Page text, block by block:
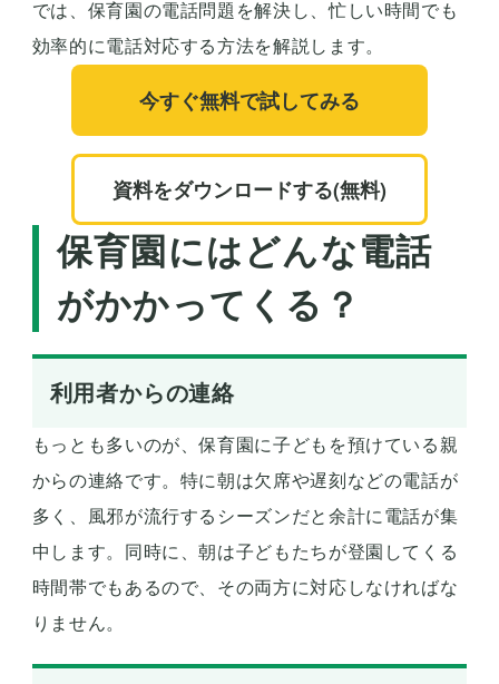
では、保育園の電話問題を解決し、忙しい時間でも
効率的に電話対応する方法を解説します。
今すぐ無料で試してみる
資料をダウンロードする(無料)
保育園にはどんな電話
がかかってくる？
利用者からの連絡
もっとも多いのが、保育園に子どもを預けている親
からの連絡です。特に朝は欠席や遅刻などの電話が
多く、風邪が流行するシーズンだと余計に電話が集
中します。同時に、朝は子どもたちが登園してくる
時間帯でもあるので、その両方に対応しなければな
りません。